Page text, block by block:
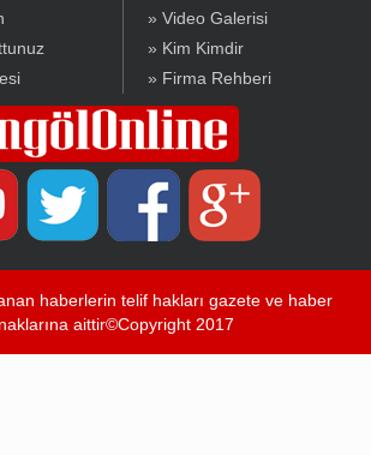
» Video Galerisi
» Kim Kimdir
» Firma Rehberi
haberlerin telif hakları gazete ve haber
aittir©Copyright 2017